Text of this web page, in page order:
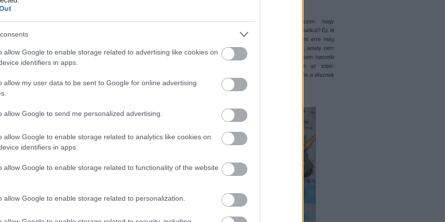
allow Google to enable storage related to advertising like cookies on
identifiers in apps.
allow my user data to be sent to Google for online advertising
allow Google to send me personalized advertising.
allow Google to enable storage related to analytics like cookies on
identifiers in apps.
allow Google to enable storage related to functionality of the website
allow Google to enable storage related to personalization.
a piaci
LEGO, van
most ilyen
El lehet
833
el véle!
használtan
17:50 )
Egy ló is van a dobozban, hiszen hogy
csomagolhatnának be egy lovas kocsit ló nélkül? És itt
utalnék vissza egy mondatomra, miszerint erre még
visszatérek. A harmadik zacsiról van szó, amely nem
is igazán zacsi, hiszen már anyagában sem hasonlít
az őt tartalmazó csomagolásra. Ebben az icipici
zacskóban van a fekete paripa fejvértje, és a dísznek
belevaló arany unikornis szarv.